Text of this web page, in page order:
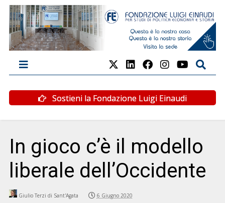
Sostieni la Fondazione Luigi Einaudi
In gioco c’è il modello
liberale dell’Occidente
Giulio Terzi di Sant'Agata 6 Giugno 2020